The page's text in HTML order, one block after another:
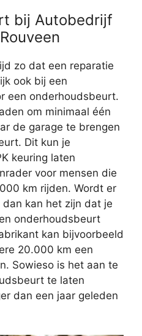
bij Autobedrijf
zo dat een reparatie
ook bij een
een onderhoudsbeurt.
om minimaal één
de garage te brengen
Dit kun je
keuring laten
voor mensen die
km rijden. Wordt er
kan het zijn dat je
onderhoudsbeurt
kan bijvoorbeeld
20.000 km een
Sowieso is het aan te
te laten
dan een jaar geleden